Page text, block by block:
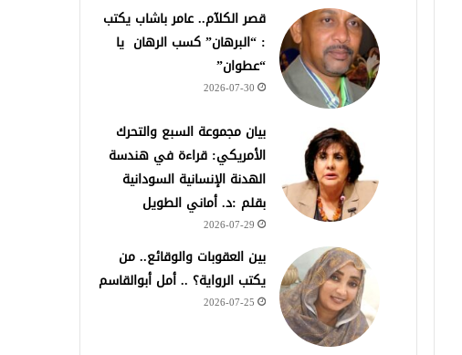
قصر الكلآم.. عامر باشاب يكتب
: “البرهان” كسب الرهان يا
“عطوان”
2026-07-30
بيان مجموعة السبع والتحرك
الأمريكي: قراءة في هندسة
الهدنة الإنسانية السودانية
بقلم :د. أماني الطويل
2026-07-29
بين العقوبات والوقائع.. من
يكتب الرواية؟ .. أمل أبوالقاسم
2026-07-25